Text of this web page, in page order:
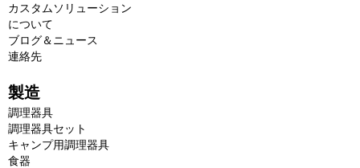
カスタムソリューション
について
ブログ＆ニュース
連絡先
製造
調理器具
調理器具セット
キャンプ用調理器具
食器